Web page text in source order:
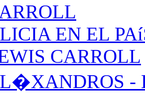
EN EL
CARROLL
-